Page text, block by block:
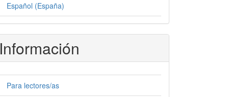
Español (España)
Información
Para lectores/as